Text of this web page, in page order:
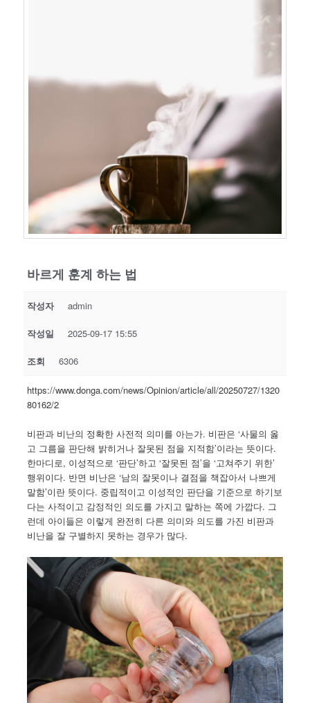
바르게 훈계 하는 법
작성자 admin
작성일 2025-09-17 15:55
조회 6306
https://www.donga.com/news/Opinion/article/all/20250727/1320
80162/2
비판과 비난의 정확한 사전적 의미를 아는가. 비판은 ‘사물의 옳
고 그름을 판단해 밝히거나 잘못된 점을 지적함’이라는 뜻이다.
한마디로, 이성적으로 ‘판단’하고 ‘잘못된 점’을 ‘고쳐주기 위한’
행위이다. 반면 비난은 ‘남의 잘못이나 결점을 책잡아서 나쁘게
말함’이란 뜻이다. 중립적이고 이성적인 판단을 기준으로 하기보
다는 사적이고 감정적인 의도를 가지고 말하는 쪽에 가깝다. 그
런데 아이들은 이렇게 완전히 다른 의미와 의도를 가진 비판과
비난을 잘 구별하지 못하는 경우가 많다.